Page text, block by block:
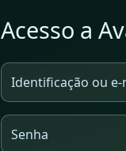
Acesso a
Identificação ou e-
Senha